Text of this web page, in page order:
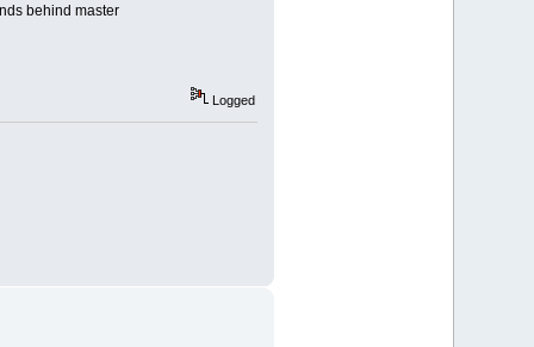
behind master
Logged